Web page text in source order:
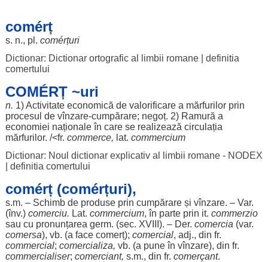
comérț
s. n., pl. comérțuri
Dictionar: Dictionar ortografic al limbii romane| definitia
comertului
COMÉRȚ ~uri
n. 1)Activitate economică de valorificarea mărfurilorprin
procesul de vînzare-cumpărare; negoț. 2) Ramură a
economiei naționaleîn care se realizează circulația
mărfurilor. /<fr. commerce, lat. commercium
Dictionar: Noul dictionar explicativ al limbii romane - NODEX
definitia comertului
comérț (comérțuri),
s.m. – Schimbde produseprin cumpărareși vînzare. – Var.
(înv.) comerciu. Lat. commercium, în parteprin it. commerzio
sau cu pronunțarea germ. (sec. XVIII). – Der. comercia (var.
comersa), vb. (a face comerț); comercial, adj., din fr.
commercial; comercializa, vb. (a pune în vînzare), din fr.
commercialiser; comerciant, s.m., din fr. comerçant.